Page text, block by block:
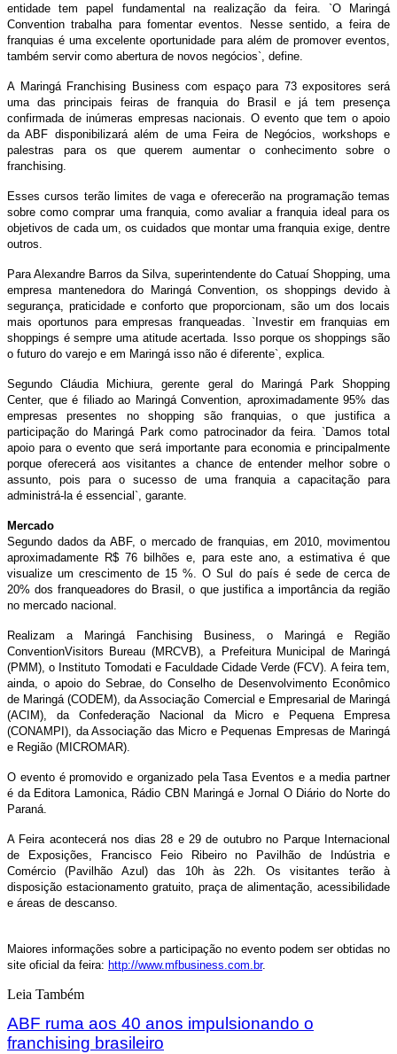
entidade tem papel fundamental na realização da feira. `O Maringá
Convention trabalha para fomentar eventos. Nesse sentido, a feira de
franquias é uma excelente oportunidade para além de promover eventos,
também servir como abertura de novos negócios`, define.
A Maringá Franchising Business com espaço para 73 expositores será
uma das principais feiras de franquia do Brasil e já tem presença
confirmada de inúmeras empresas nacionais. O evento que tem o apoio
da ABF disponibilizará além de uma Feira de Negócios, workshops e
palestras para os que querem aumentar o conhecimento sobre o
franchising.
Esses cursos terão limites de vaga e oferecerão na programação temas
sobre como comprar uma franquia, como avaliar a franquia ideal para os
objetivos de cada um, os cuidados que montar uma franquia exige, dentre
outros.
Para Alexandre Barros da Silva, superintendente do Catuaí Shopping, uma
empresa mantenedora do Maringá Convention, os shoppings devido à
segurança, praticidade e conforto que proporcionam, são um dos locais
mais oportunos para empresas franqueadas. `Investir em franquias em
shoppings é sempre uma atitude acertada. Isso porque os shoppings são
o futuro do varejo e em Maringá isso não é diferente`, explica.
Segundo Cláudia Michiura, gerente geral do Maringá Park Shopping
Center, que é filiado ao Maringá Convention, aproximadamente 95% das
empresas presentes no shopping são franquias, o que justifica a
participação do Maringá Park como patrocinador da feira. `Damos total
apoio para o evento que será importante para economia e principalmente
porque oferecerá aos visitantes a chance de entender melhor sobre o
assunto, pois para o sucesso de uma franquia a capacitação para
administrá-la é essencial`, garante.
Mercado
Segundo dados da ABF, o mercado de franquias, em 2010, movimentou
aproximadamente R$ 76 bilhões e, para este ano, a estimativa é que
visualize um crescimento de 15 %. O Sul do país é sede de cerca de
20% dos franqueadores do Brasil, o que justifica a importância da região
no mercado nacional.
Realizam a Maringá Fanchising Business, o Maringá e Região
ConventionVisitors Bureau (MRCVB), a Prefeitura Municipal de Maringá
(PMM), o Instituto Tomodati e Faculdade Cidade Verde (FCV). A feira tem,
ainda, o apoio do Sebrae, do Conselho de Desenvolvimento Econômico
de Maringá (CODEM), da Associação Comercial e Empresarial de Maringá
(ACIM), da Confederação Nacional da Micro e Pequena Empresa
(CONAMPI), da Associação das Micro e Pequenas Empresas de Maringá
e Região (MICROMAR).
O evento é promovido e organizado pela Tasa Eventos e a media partner
é da Editora Lamonica, Rádio CBN Maringá e Jornal O Diário do Norte do
Paraná.
A Feira acontecerá nos dias 28 e 29 de outubro no Parque Internacional
de Exposições, Francisco Feio Ribeiro no Pavilhão de Indústria e
Comércio (Pavilhão Azul) das 10h às 22h. Os visitantes terão à
disposição estacionamento gratuito, praça de alimentação, acessibilidade
e áreas de descanso.
Maiores informações sobre a participação no evento podem ser obtidas no
site oficial da feira: http://www.mfbusiness.com.br.
Leia Também
ABF ruma aos 40 anos impulsionando o
franchising brasileiro